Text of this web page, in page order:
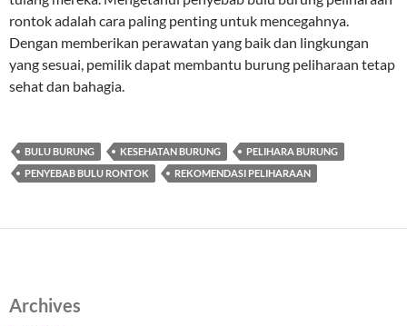
rontok adalah cara paling penting untuk mencegahnya.
Dengan memberikan perawatan yang baik dan lingkungan
yang sesuai, pemilik dapat membantu burung peliharaan tetap
sehat dan bahagia.
BULU BURUNG KESEHATAN BURUNG
PELIHARA BURUNG
PENYEBAB BULU RONTOK
REKOMENDASI PELIHARAAN
Archives